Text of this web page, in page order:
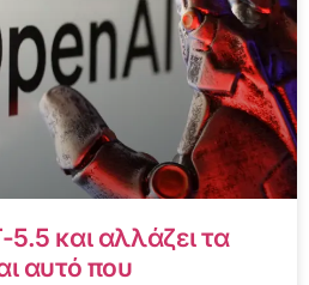
και αλλάζει τα
αυτό που